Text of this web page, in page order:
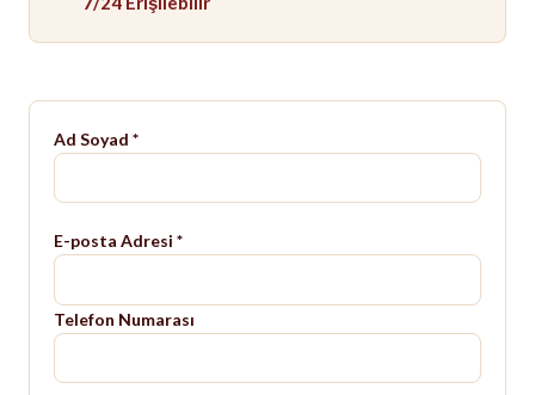
Ad Soyad *
E-posta Adresi *
Telefon Numarası